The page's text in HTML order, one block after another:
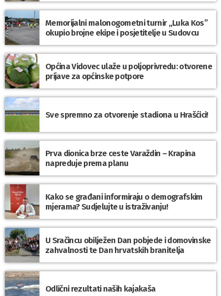
Memorijalni malonogometni turnir „Luka Kos”
okupio brojne ekipe i posjetitelje u Sudovcu
Općina Vidovec ulaže u poljoprivredu: otvorene
prijave za općinske potpore
Sve spremno za otvorenje stadiona u Hrašćici!
Prva dionica brze ceste Varaždin – Krapina
napreduje prema planu
Kako se građani informiraju o demografskim
mjerama? Sudjelujte u istraživanju!
U Sračincu obilježen Dan pobjede i domovinske
zahvalnosti te Dan hrvatskih branitelja
Odlični rezultati naših kajakaša